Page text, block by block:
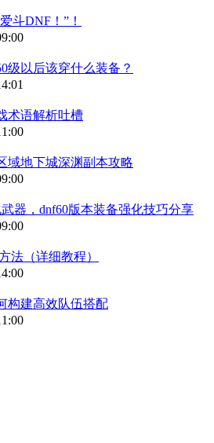
斗DNF！”！
级以后该穿什么装备？
术语解析吐槽
域地下城深渊副本攻略
器，dnf60版本装备强化技巧分享
法（详细教程）
构建高效队伍搭配